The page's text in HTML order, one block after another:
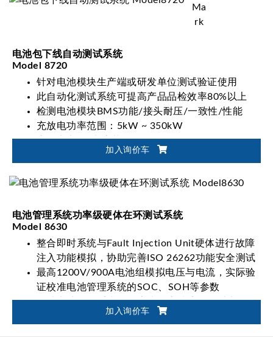
电池包下线自动测试系统
Model 8720
针对电池模块生产端或研发单位测试验证使用
此自动化测试系统可提高产品品检效率80%以上
检测电池模块BMS功能/接头耐压/一致性/性能
充放电功率范围：5kW ~ 350kW
充放电电压/电流范围：0V~900V/0A~1000A
加入询价车
电池管理系统功率级硬体在环测试系统
Model 8630
整合即时系统与Fault Injection Unit硬体进行故障
注入功能模拟，协助完善ISO 26262功能安全测试
最高1200V/900A电池组模拟电压与电流，实际验
证校准电池管理系统的SOC、SOH等参数
测试电池管理系统在静态或动态情境下的过电压
(OVP)、低电压(UVP)、过电流(OCP)、过温(OTP)
加入询价车